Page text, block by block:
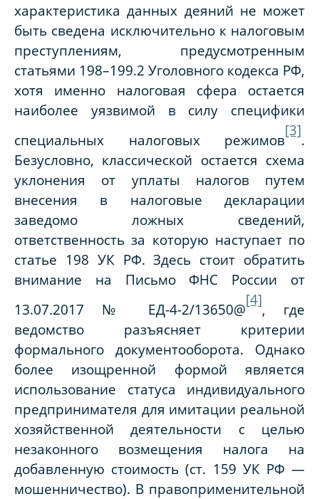
характеристика данных деяний не может
быть сведена исключительно к налоговым
преступлениям, предусмотренным
статьями 198–199.2 Уголовного кодекса РФ,
хотя именно налоговая сфера остается
наиболее уязвимой в силу специфики
специальных налоговых режимов
[3]
.
Безусловно, классической остается схема
уклонения от уплаты налогов путем
внесения в налоговые декларации
заведомо ложных сведений,
ответственность за которую наступает по
статье 198 УК РФ. Здесь стоит обратить
внимание на Письмо ФНС России от
13.07.2017 № ЕД-4-2/13650@
[4]
, где
ведомство разъясняет критерии
формального документооборота. Однако
более изощренной формой является
использование статуса индивидуального
предпринимателя для имитации реальной
хозяйственной деятельности с целью
незаконного возмещения налога на
добавленную стоимость (ст. 159 УК РФ —
мошенничество). В правоприменительной